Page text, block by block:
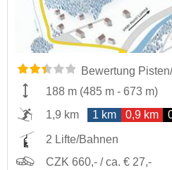
Bewertung
188 m (485 m - 673 m)
1,9 km
1 km 0,9 km
2 Lifte/Bahnen
CZK 660,- / ca. € 27,-